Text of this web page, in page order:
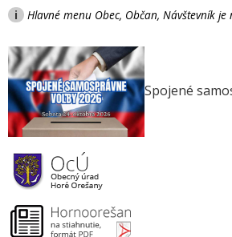
i Hlavné menu Obec, Občan, Návštevník je
Spojené